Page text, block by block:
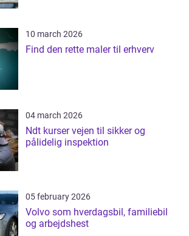
10 march 2026
Find den rette maler til erhverv
04 march 2026
Ndt kurser vejen til sikker og
pålidelig inspektion
05 february 2026
Volvo som hverdagsbil, familiebil
og arbejdshest